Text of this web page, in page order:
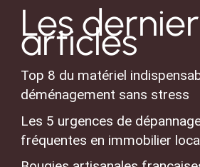
Les
articles
Top 8 du matériel
déménagement sans stress
Les 5 urgences de
fréquentes en immobilier